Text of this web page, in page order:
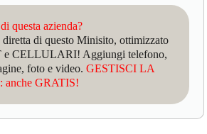
questa azienda?
diretta di questo Minisito, ottimizzato
e CELLULARI! Aggiungi telefono,
foto e video.GESTISCI LA
GRATIS!